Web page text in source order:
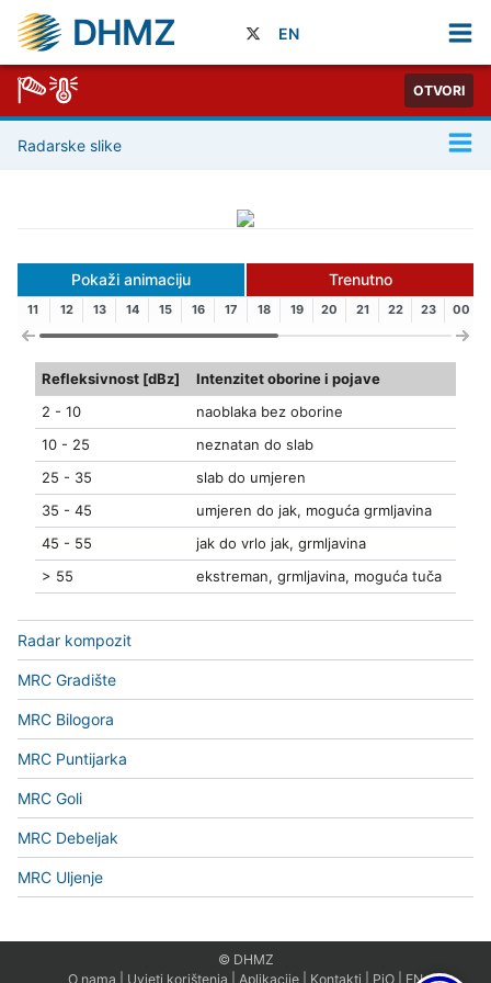
DHMZ EN
OTVORI
Radarske slike
Pokaži animaciju Trenutno
11 12 13 14 15 16 17 18 19 20 21 22 23 00
Refleksivnost [dBz]
Intenzitet oborine i pojave
2 - 10
naoblaka bez oborine
10 - 25
neznatan do slab
25 - 35
slab do umjeren
35 - 45
umjeren do jak, moguća grmljavina
45 - 55
jak do vrlo jak, grmljavina
> 55
ekstreman, grmljavina, moguća tuča
Radar kompozit
MRC Gradište
MRC Bilogora
MRC Puntijarka
MRC Goli
MRC Debeljak
MRC Uljenje
© DHMZ
O nama
Uvjeti korištenja Aplikacije Kontakti PiO EN